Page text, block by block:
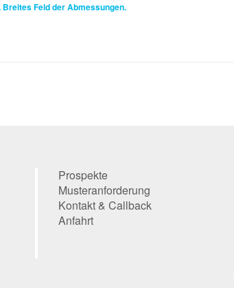
Breites Feld der Abmessungen.
Prospekte
Musteranforderung
Kontakt & Callback
Anfahrt